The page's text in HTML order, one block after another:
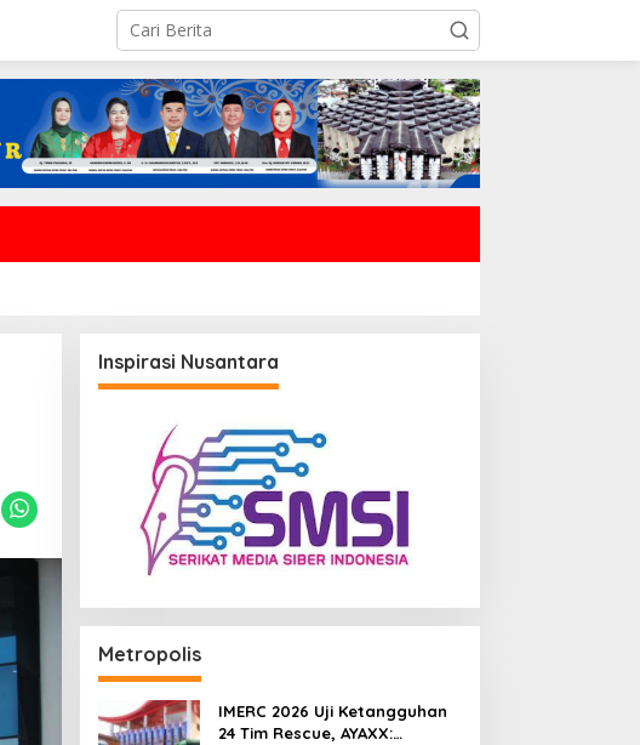
Inspirasi Nusantara
Metropolis
IMERC 2026 Uji Ketangguhan
24 Tim Rescue, AYAXX: